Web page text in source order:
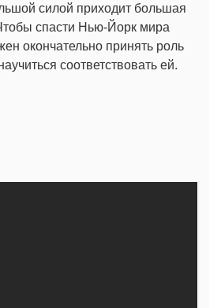
силой приходит большая
спасти Нью-Йорк мира
окончательно принять роль
соответствовать ей.